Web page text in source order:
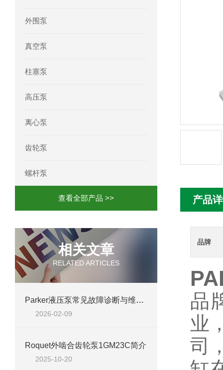
AC-motoren交流电机ACM 160M-4参
AC-MOTOREN电机FCPA 80B-6参数
AC-MOTOREN电机FCPA 71B-2参数
外围泵
真空泵
柱塞泵
高压泵
离心泵
齿轮泵
螺杆泵
查看全部产品 >>
相关文章
RELATED ARTICLES
Parker液压泵常见故障诊断与维护技巧
2026-02-09
Roquet外啮合齿轮泵1GM23C简介
2025-10-20
产品
品牌
品
业
司